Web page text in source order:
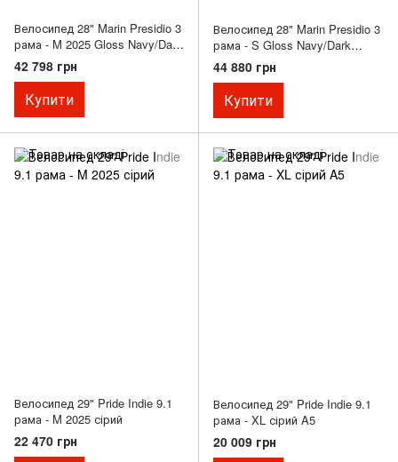
Велосипед 28" Marin Presidio 3
рама - M 2025 Gloss Navy/Dark
Silver/Silver Cyan
42 798 грн
Купити
Велосипед 28" Marin Presidio 3
рама - S Gloss Navy/Dark
Silver/Silver Cyan A5
44 880 грн
Купити
Велосипед 29" Pride Indie 9.1
рама - M 2025 сірий
22 470 грн
Велосипед 29" Pride Indie 9.1
рама - XL сірий A5
20 009 грн